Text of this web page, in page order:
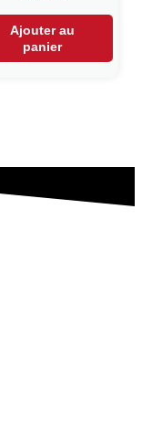
Ajouter au
panier